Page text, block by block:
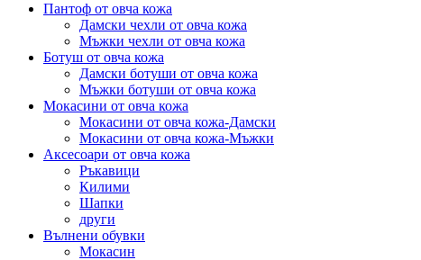
Пантоф от овча кожа
Дамски чехли от овча кожа
Мъжки чехли от овча кожа
Ботуш от овча кожа
Дамски ботуши от овча кожа
Мъжки ботуши от овча кожа
Мокасини от овча кожа
Мокасини от овча кожа-Дамски
Мокасини от овча кожа-Мъжки
Аксесоари от овча кожа
Ръкавици
Килими
Шапки
други
Вълнени обувки
Мокасин